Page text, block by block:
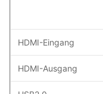
HDMI-Eingang
HDMI-Ausgang